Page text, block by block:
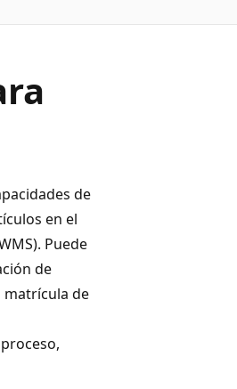
de
en el
Puede
de
matrícula de